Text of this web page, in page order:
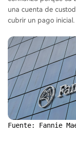
una cuenta de
cubrir un pago inicial.
Fuente: Fannie